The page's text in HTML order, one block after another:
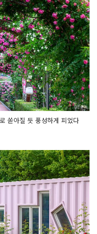
쏟아질 듯 풍성하게 피었다